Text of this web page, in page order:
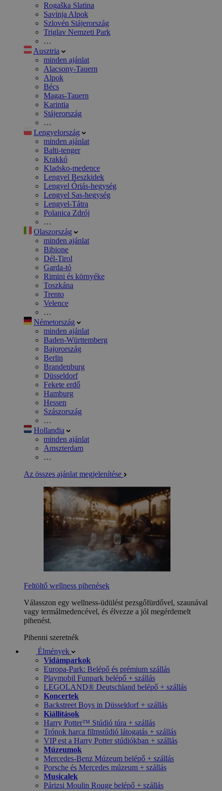
Rogaška Slatina
Savinja Alpok
Szlovén Stájerország
Triglav Nemzeti Park
…
Ausztria
minden ajánlat
Alacsony-Tauern
Alpok
Bécs
Magas-Tauern
Karintia
Stájerország
…
Lengyelország
minden ajánlat
Balti-tenger
Krakkó
Kladsko-medence
Lengyel Beszkidek
Lengyel Óriás-hegység
Lengyel Sas-hegység
Lengyel-Tátra
Polanica Zdrój
…
Olaszország
minden ajánlat
Bibione
Dél-Tirol
Garda-tó
Rimini és környéke
Toszkána
Trento
Velence
…
Németország
minden ajánlat
Baden-Württemberg
Bajorország
Berlin
Brandenburg
Düsseldorf
Fekete erdő
Hamburg
Hessen
Szászország
…
Hollandia
minden ajánlat
Amszterdam
…
Az összes ajánlat megjelenítése
Feltöltő wellness pihenések
Válasszon egy wellness-üdülést pezsgőfürdővel, szaunával
vagy termálmedencével, és élvezze a jól megérdemelt
pihenést.
Pihenni szeretnék
Élmények
Vidámparkok
Europa-Park: Belépő és prémium szállás
Playmobil Funpark belépő + szállás
LEGOLAND® Deutschland belépő + szállás
Koncertek
Backstreet Boys in Düsseldorf + szállás
Kiállítások
Harry Potter™ Stúdió túra + szállás
Trónok harca filmstúdió látogatás + szállás
VIP est a Harry Potter stúdiókban + szállás
Múzeumok
Mercedes-Benz Múzeum belépő + szállás
Porsche és Mercedes múzeum + szállás
Musicalek
Párizsi Moulin Rouge belépő + szállás